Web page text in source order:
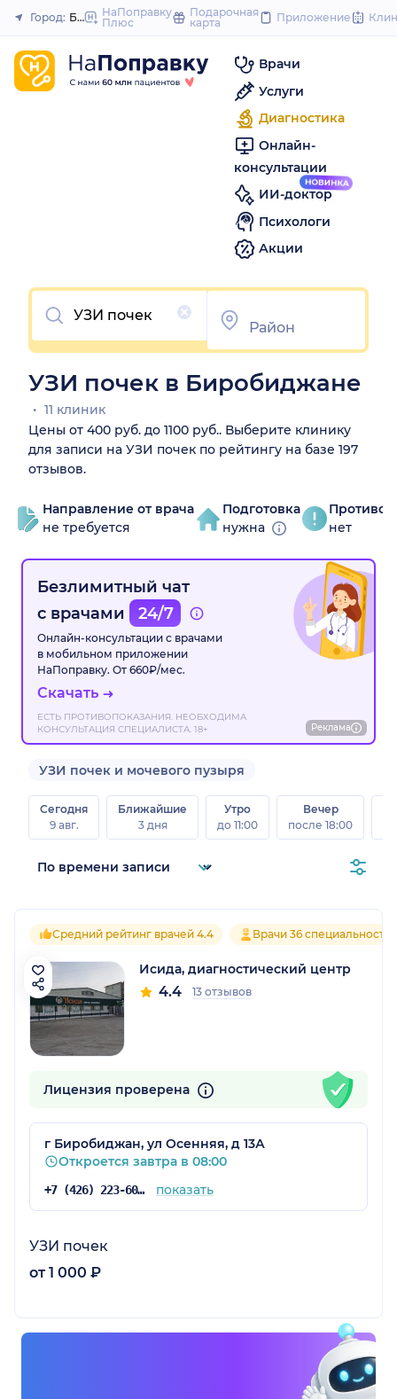
to
Закрыть
Город: Биробиджан
НаПоправку
Плюс
Подарочная
карта
Приложение
Врачи
Услуги
Диагностика
Онлайн-
консультации
ИИ-доктор
Психологи
Акции
Очистить
УЗИ почек в Биробиджане
11 клиник
Цены от 400 руб. до 1100 руб.. Выберите клинику
для записи на УЗИ почек по рейтингу на базе 197
отзывов.
Направление от врача
не требуется
Подготовка
нужна
нет
Безлимитный чат
с врачами
24/7
Онлайн-консультации с врачами
в мобильном приложении
НаПоправку. От 660₽/мес.
Скачать
ЕСТЬ ПРОТИВОПОКАЗАНИЯ. НЕОБХОДИМА
КОНСУЛЬТАЦИЯ СПЕЦИАЛИСТА. 18+
Реклама
УЗИ почек и мочевого пузыря
Сегодня
9 авг.
Ближайшие
3 дня
Утро
до 11:00
Вечер
после 18:00
Средний рейтинг врачей 4.4 Врачи 36
Исида, диагностический центр
4.4 13 отзывов
Лицензия проверена
г Биробиджан, ул Осенняя, д 13А
Откроется завтра в 08:00
+7 (426) 223-60-00 показать
УЗИ почек
от 1 000 ₽